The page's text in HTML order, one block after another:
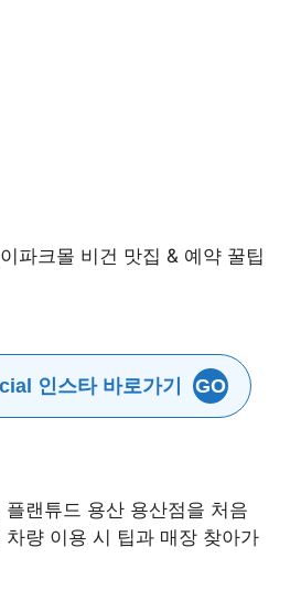
인스타 바로가기 GO
랜튜드 용산 용산점을 처음
량 이용 시 팁과 매장 찾아가